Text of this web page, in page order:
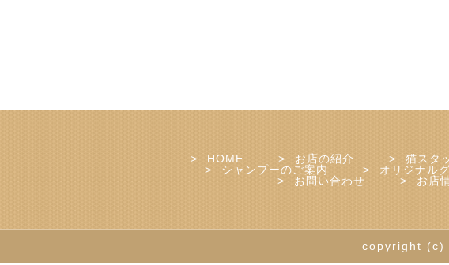
HOME お店の紹介 猫スタ
シャンプーのご案内
オリジナル
お問い合わせ
お店
copyright (c)